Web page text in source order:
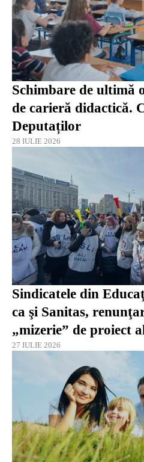
Schimbare de ultimă
de carieră didactică.
Deputaților
28 IULIE 2026
Sindicatele din
ca şi Sanitas,
„mizerie” de proiect
27 IULIE 2026